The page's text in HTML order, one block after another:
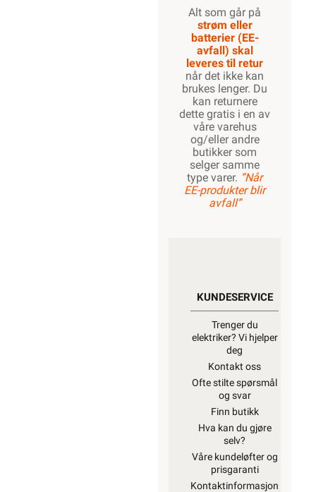
Alt som går på
strøm eller
batterier (EE-
avfall) skal
leveres til retur
når det ikke kan
brukes lenger. Du
kan returnere
dette gratis i en av
våre varehus
og/eller andre
butikker som
selger samme
type varer. “Når
EE-produkter blir
avfall”
KUNDESERVICE
Trenger du
elektriker? Vi hjelper
deg
Kontakt oss
Ofte stilte spørsmål
og svar
Finn butikk
Hva kan du gjøre
selv?
Våre kundeløfter og
prisgaranti
Kontaktinformasjon